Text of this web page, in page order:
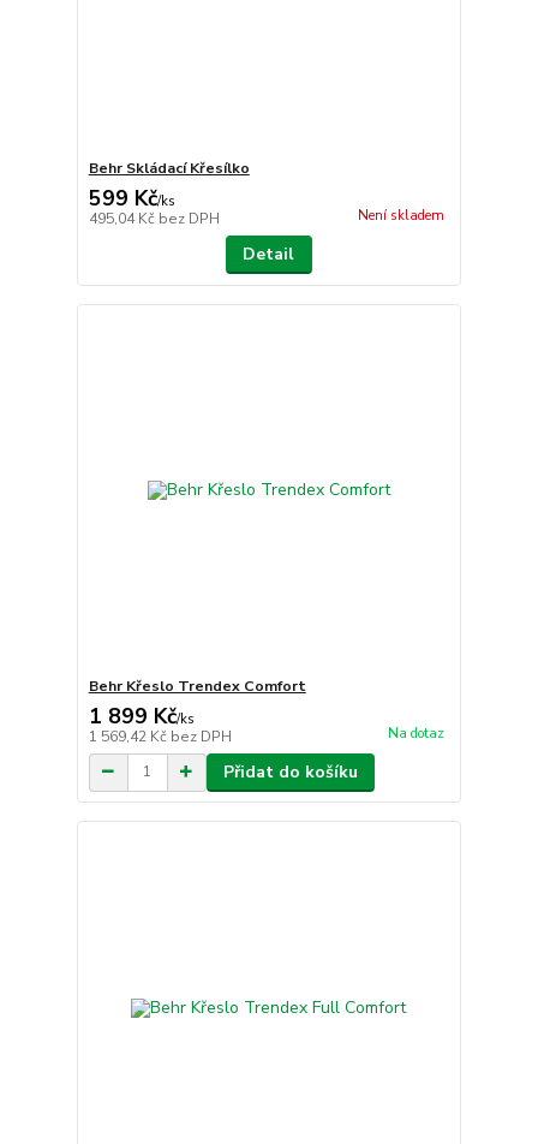
Behr Skládací Křesílko
599 Kč/ks
495,04 Kč bez DPH Není skladem
Detail
Behr Křeslo Trendex Comfort
1 899 Kč/ks
1 569,42 Kč bez DPH Na dotaz
Přidat do košíku